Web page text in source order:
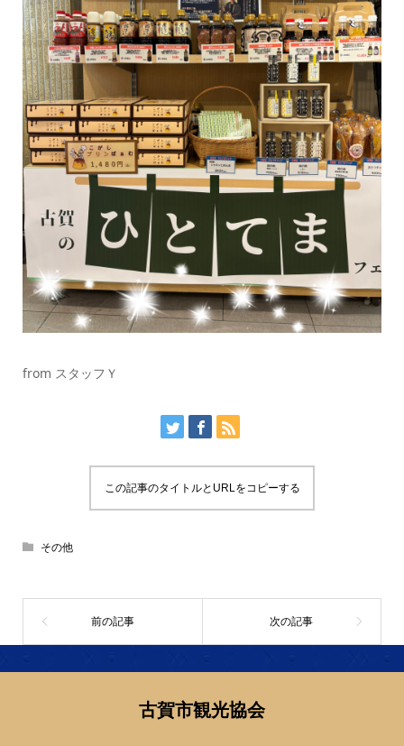
from スタッフＹ
この記事のタイトルとURLをコピーする
その他
古賀市観光協会